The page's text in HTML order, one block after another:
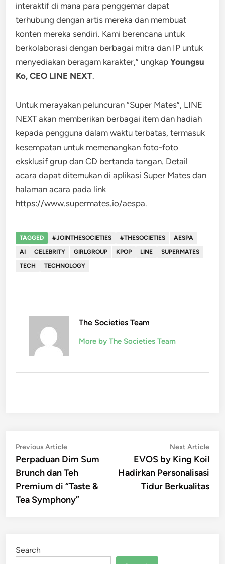
interaktif di mana para penggemar dapat
terhubung dengan artis mereka dan membuat
konten mereka sendiri. Kami berencana untuk
berkolaborasi dengan berbagai mitra dan IP untuk
menyediakan beragam karakter,” ungkapYoungsu
Ko, CEO LINE NEXT.
Untuk merayakan peluncuran “Super Mates”, LINE
NEXT akan memberikan berbagai item dan hadiah
kepada pengguna dalam waktu terbatas, termasuk
kesempatan untuk memenangkan foto-foto
eksklusif grup dan CD bertanda tangan. Detail
acara dapat ditemukan di aplikasi Super Mates dan
halaman acara pada link
https://www.supermates.io/aespa.
TAGGED #JOINTHESOCIETIES #THESOCIETIES
AESPA
AI
CELEBRITY GIRLGROUP KPOP LINE
SUPERMATES
TECH
TECHNOLOGY
The Societies Team
More by The Societies Team
Post
navigation
Previous ArticlePrevious
article:
Perpaduan Dim Sum
Brunch dan Teh
Premium di “Taste &
Tea Symphony”
Next Article
EVOS by King Koil
Hadirkan Personalisasi
Tidur Berkualitas
Search